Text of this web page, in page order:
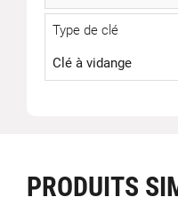
Type de clé
Clé à vidange
PRODUITS